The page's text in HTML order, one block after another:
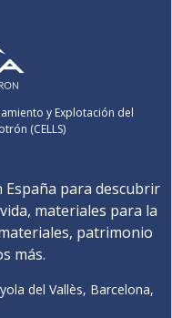
y Explotación del
(CELLS)
para descubrir
materiales para la
patrimonio
más.
del Vallès, Barcelona,